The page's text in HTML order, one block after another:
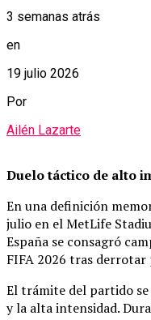
3 semanas atrás
en
19 julio 2026
Por
Ailén Lazarte
Duelo táctico de alto
En una definición
julio en el MetLife
España se consagró
FIFA 2026 tras
El trámite del partido
y la alta intensidad.